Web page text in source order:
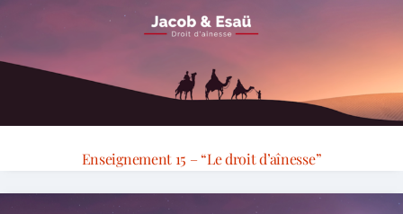
Enseignement 15 – “Le droit d’aînesse”